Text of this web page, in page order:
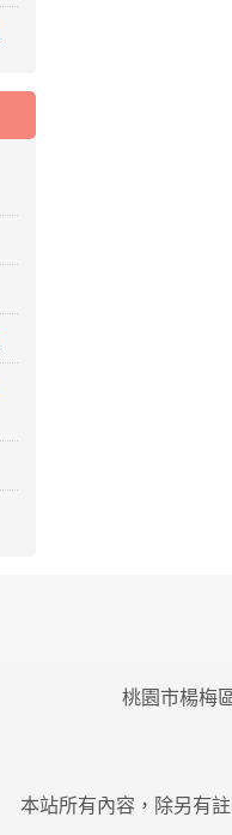
桃園市楊梅
本站所有內容，除另有